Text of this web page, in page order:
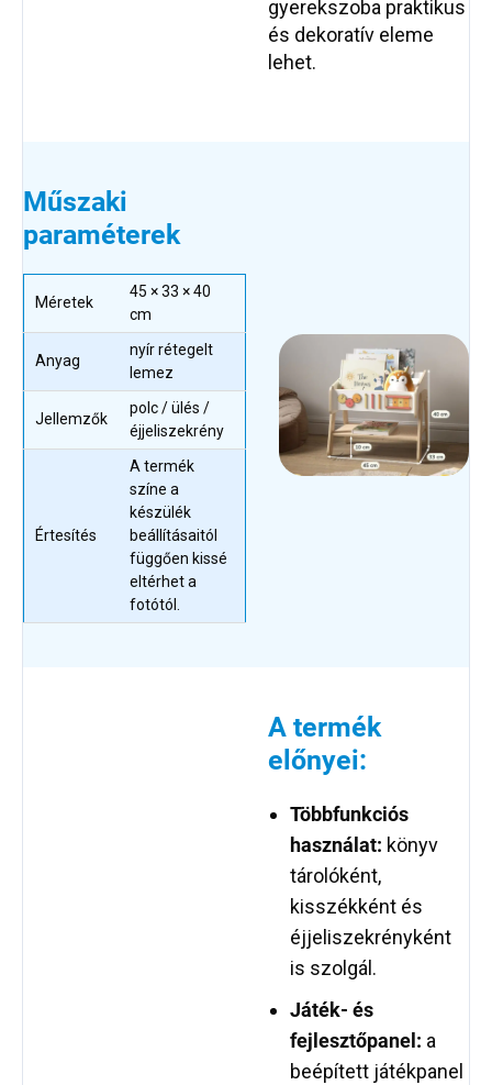
gyerekszoba praktikus
és dekoratív eleme
lehet.
Műszaki
paraméterek
Méretek
45 × 33 × 40
cm
Anyag
nyír rétegelt
lemez
Jellemzők
polc / ülés /
éjjeliszekrény
Értesítés
A termék
színe a
készülék
beállításaitól
függően kissé
eltérhet a
fotótól.
A termék
előnyei:
Többfunkciós
használat: könyv
tárolóként,
kisszékként és
éjjeliszekrényként
is szolgál.
Játék- és
fejlesztőpanel: a
beépített játékpanel